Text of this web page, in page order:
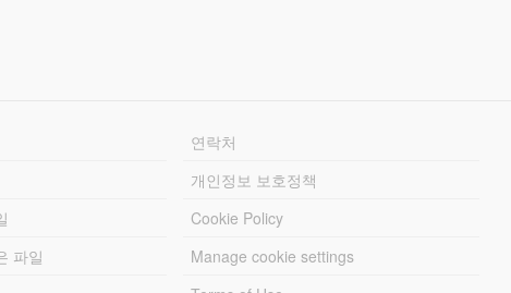
파일
연락처
개인정보 보호정책
Cookie Policy
Manage cookie settings